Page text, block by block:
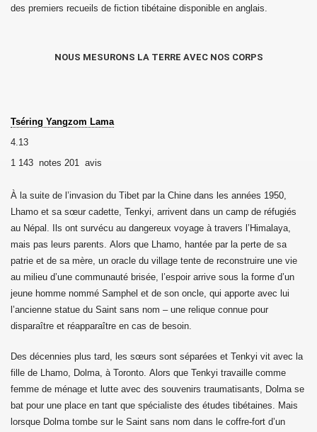
des premiers recueils de fiction tibétaine disponible en anglais.
NOUS MESURONS LA TERRE AVEC NOS CORPS
Tséring Yangzom Lama
4.13
1 143 notes 201 avis
À la suite de l’invasion du Tibet par la Chine dans les années 1950,
Lhamo et sa sœur cadette, Tenkyi, arrivent dans un camp de réfugiés
au Népal. Ils ont survécu au dangereux voyage à travers l’Himalaya,
mais pas leurs parents. Alors que Lhamo, hantée par la perte de sa
patrie et de sa mère, un oracle du village tente de reconstruire une vie
au milieu d’une communauté brisée, l’espoir arrive sous la forme d’un
jeune homme nommé Samphel et de son oncle, qui apporte avec lui
l’ancienne statue du Saint sans nom – une relique connue pour
disparaître et réapparaître en cas de besoin.
Des décennies plus tard, les sœurs sont séparées et Tenkyi vit avec la
fille de Lhamo, Dolma, à Toronto. Alors que Tenkyi travaille comme
femme de ménage et lutte avec des souvenirs traumatisants, Dolma se
bat pour une place en tant que spécialiste des études tibétaines. Mais
lorsque Dolma tombe sur le Saint sans nom dans le coffre-fort d’un
Rinpoché au Népal.